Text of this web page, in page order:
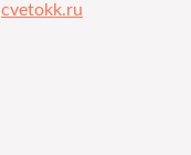
cvetokk.ru